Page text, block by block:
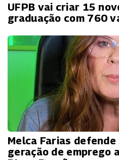
UFPB vai criar 15
graduação com 760
Melca Farias
geração de emprego